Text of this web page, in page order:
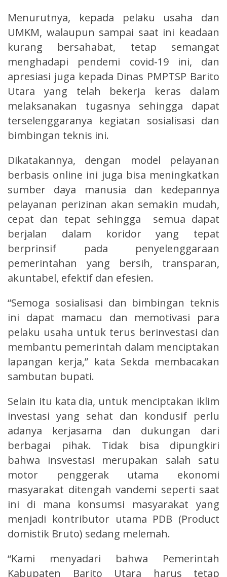
Menurutnya, kepada pelaku usaha dan
UMKM, walaupun sampai saat ini keadaan
kurang bersahabat, tetap semangat
menghadapi pendemi covid-19 ini, dan
apresiasi juga kepada Dinas PMPTSP Barito
Utara yang telah bekerja keras dalam
melaksanakan tugasnya sehingga dapat
terselenggaranya kegiatan sosialisasi dan
bimbingan teknis ini.
Dikatakannya, dengan model pelayanan
berbasis online ini juga bisa meningkatkan
sumber daya manusia dan kedepannya
pelayanan perizinan akan semakin mudah,
cepat dan tepat sehingga semua dapat
berjalan dalam koridor yang tepat
berprinsif pada penyelenggaraan
pemerintahan yang bersih, transparan,
akuntabel, efektif dan efesien.
“Semoga sosialisasi dan bimbingan teknis
ini dapat mamacu dan memotivasi para
pelaku usaha untuk terus berinvestasi dan
membantu pemerintah dalam menciptakan
lapangan kerja,” kata Sekda membacakan
sambutan bupati.
Selain itu kata dia, untuk menciptakan iklim
investasi yang sehat dan kondusif perlu
adanya kerjasama dan dukungan dari
berbagai pihak. Tidak bisa dipungkiri
bahwa insvestasi merupakan salah satu
motor penggerak utama ekonomi
masyarakat ditengah vandemi seperti saat
ini di mana konsumsi masyarakat yang
menjadi kontributor utama PDB (Product
domistik Bruto) sedang melemah.
“Kami menyadari bahwa Pemerintah
Kabupaten Barito Utara harus tetap